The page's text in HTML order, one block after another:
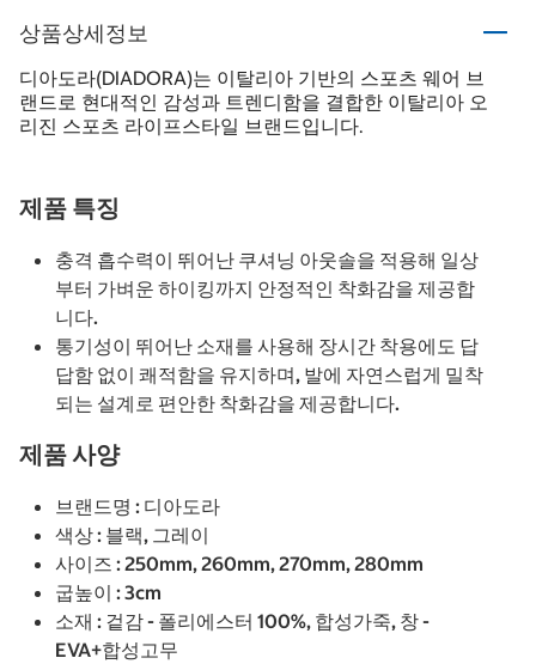
상품상세정보
디아도라(DIADORA)는 이탈리아 기반의 스포츠 웨어 브
랜드로 현대적인 감성과 트렌디함을 결합한 이탈리아 오
리진 스포츠 라이프스타일 브랜드입니다.
제품 특징
충격 흡수력이 뛰어난 쿠셔닝 아웃솔을 적용해 일상
부터 가벼운 하이킹까지 안정적인 착화감을 제공합
니다.
통기성이 뛰어난 소재를 사용해 장시간 착용에도 답
답함 없이 쾌적함을 유지하며, 발에 자연스럽게 밀착
되는 설계로 편안한 착화감을 제공합니다.
제품 사양
브랜드명 : 디아도라
색상 : 블랙, 그레이
사이즈 : 250mm, 260mm, 270mm, 280mm
굽높이 : 3cm
소재 : 겉감 - 폴리에스터 100%, 합성가죽, 창 -
EVA+합성고무